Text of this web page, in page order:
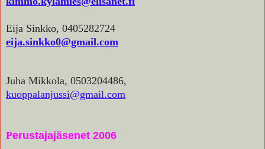
Eija Sinkko, 0405282724
eija.sinkko0@gmail.com
Juha Mikkola, 0503204486,
kuoppalanjussi@gmail.com
Perustajajäsenet 2006